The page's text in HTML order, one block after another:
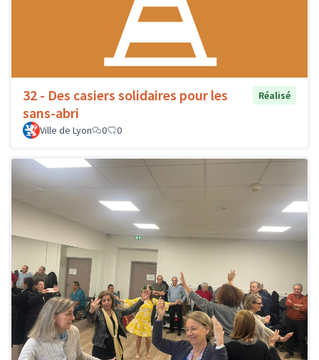
32 - Des casiers solidaires pour les
sans-abri
Réalisé
Ville de Lyon 0 0